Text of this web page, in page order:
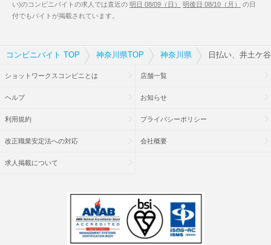
い)のコンビニバイトの求人では直近の 明日 08/09（日） 明後日 08/10（月）
の日
付でもバイトが掲載されています。
コンビニバイト TOP 神奈川県TOP 神奈川県 日払い、井土ケ
ショットワークスコンビニとは 店舗一覧
ヘルプ お知らせ
利用規約 プライバシーポリシー
改正職業安定法への対応 会社概要
求人掲載について